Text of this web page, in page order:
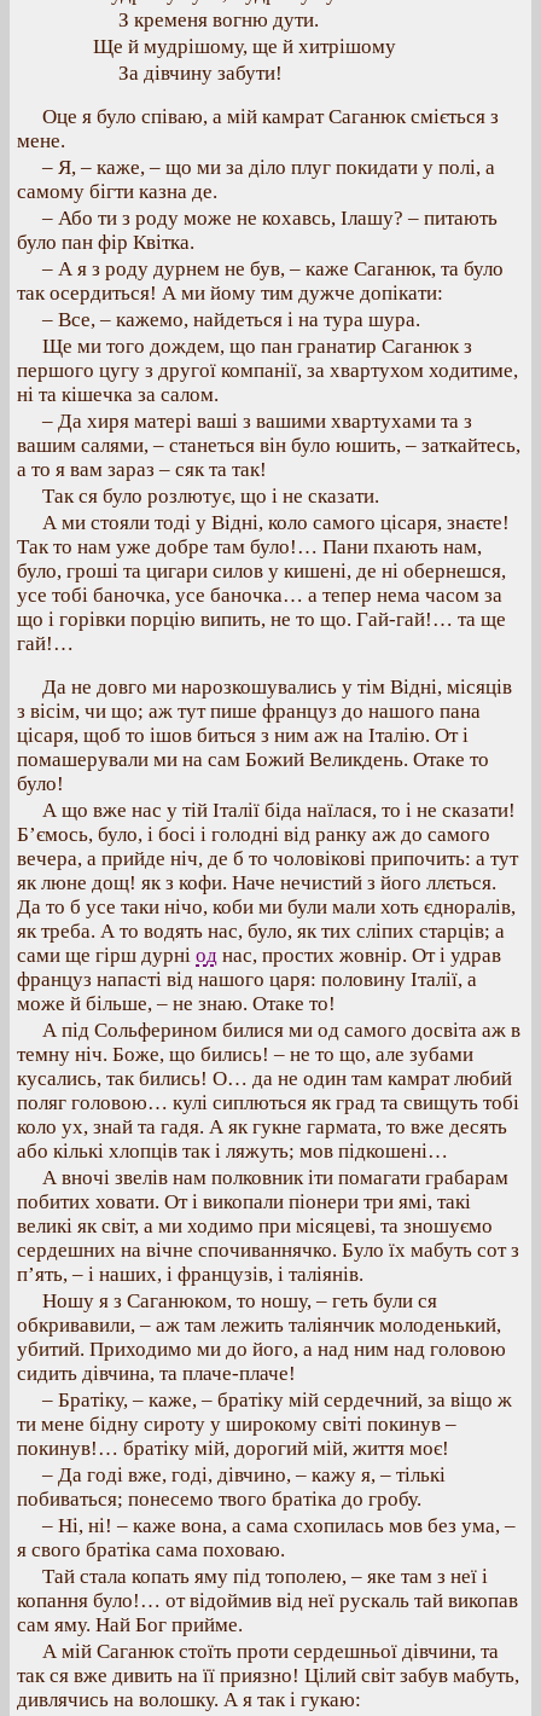
З кременя вогню дути.
Ще й мудрішому, ще й хитрішому
За дівчину забути!
Оце я було співаю, а мій камрат Саганюк сміється з
мене.
– Я, – каже, – що ми за діло плуг покидати у полі, а
самому бігти казна де.
– Або ти з роду може не кохавсь, Ілашу? – питають
було пан фір Квітка.
– А я з роду дурнем не був, – каже Саганюк, та було
так осердиться! А ми йому тим дужче допікати:
– Все, – кажемо, нaйдeться і на тура шура.
Ще ми того дождем, що пан гранатир Саганюк з
першого цугу з другої компанії, за хвартухом ходитиме,
ні та кішечка за салом.
– Да хиря матері ваші з вашими хвартухами та з
вашим салями, – станеться він було юшить, – заткайтесь,
а то я вам зараз – сяк та так!
Так ся було розлютує, що і не сказати.
А ми стояли тоді у Відні, коло самого цісаря, знаєте!
Так то нам уже добре там було!… Пани пхають нам,
було, гроші та цигари силов у кишені, де ні обернешся,
усе тобі баночка, усе баночка… а тепер нема часом за
що і горівки порцію випить, не то що. Гай-гай!… та ще
гай!…
Да не довго ми нарозкошувались у тім Відні, місяців
з вісім, чи що; аж тут пише француз до нашого пана
цісаря, щоб то ішов биться з ним аж на Італію. От і
помашерували ми на сам Божий Великдень. Отаке то
було!
А що вже нас у тій Італії біда наїлася, то і не сказати!
Б’ємось, було, і босі і голодні від ранку аж до самого
вечера, а прийде ніч, де б то чоловікові припочить: а тут
як люне дощ! як з кофи. Наче нечистий з його ллється.
Да то б усе таки нічо, коби ми були мали хоть єдноралів,
як треба. А то водять нас, було, як тих сліпих старців; а
сами ще гірш дурні од нас, простих жовнір. От і удрав
француз напасті від нашого царя: половину Італії, а
може й більше, – не знаю. Отаке то!
А під Сольферином билися ми од самого досвіта аж в
темну ніч. Боже, що бились! – не то що, але зубами
кусались, так бились! О… да не один там камрат любий
поляг головою… кулі сиплються як град та свищуть тобі
коло ух, знай та гадя. А як гукне гармата, то вже десять
або кількі хлопців так і ляжуть; мов підкошені…
А вночі звелів нам полковник іти помагати грабарам
побитих ховати. От і викопали піонери три ямі, такі
великі як світ, а ми ходимо при місяцеві, та зношуємо
сердешних на вічне спочиваннячко. Було їх мабуть сот з
п’ять, – і наших, і французів, і таліянів.
Ношу я з Саганюком, то ношу, – геть були ся
обкривавили, – аж там лежить таліянчик молоденький,
убитий. Приходимо ми до його, а над ним над головою
сидить дівчина, та плаче-плаче!
– Братіку, – каже, – братіку мій сердечний, за віщо ж
ти мене бідну сироту у широкому світі покинув –
покинув!… братіку мій, дорогий мій, життя моє!
– Да годі вже, годі, дівчино, – кажу я, – тількі
побиваться; понесемо твого братіка до гробу.
– Ні, ні! – каже вона, а сама схопилась мов без ума, –
я свого братіка сама поховаю.
Тай стала копать яму під тополею, – яке там з неї і
копання було!… от відоймив від неї рускаль тай викопав
сам яму. Най Бог прийме.
А мій Саганюк стоїть проти сердешньої дівчини, та
так ся вже дивить на її приязно! Цілий світ забув мабуть,
дивлячись на волошку. А я так і гукаю: